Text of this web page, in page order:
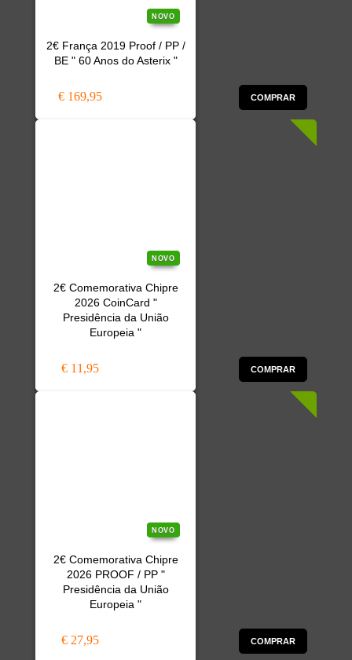
NOVO
2€ França 2019 Proof / PP /
BE " 60 Anos do Asterix "
€ 169,95 COMPRAR
NOVO
2€ Comemorativa Chipre
2026 CoinCard "
Presidência da União
Europeia "
€ 11,95 COMPRAR
NOVO
2€ Comemorativa Chipre
2026 PROOF / PP "
Presidência da União
Europeia "
€ 27,95 COMPRAR